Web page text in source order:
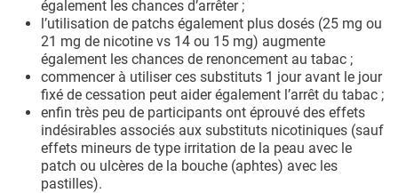
également les chances d’arrêter ;
l’utilisation de patchs également plus dosés (25 mg ou
21 mg de nicotine vs 14 ou 15 mg) augmente
également les chances de renoncement au tabac ;
commencer à utiliser ces substituts 1 jour avant le jour
fixé de cessation peut aider également l’arrêt du tabac ;
enfin très peu de participants ont éprouvé des effets
indésirables associés aux substituts nicotiniques (sauf
effets mineurs de type irritation de la peau avec le
patch ou ulcères de la bouche (aphtes) avec les
pastilles).